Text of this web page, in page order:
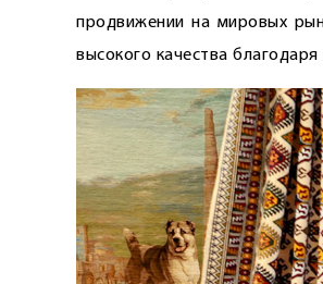
продвижении на мировых
высокого качества